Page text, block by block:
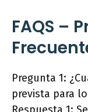
FAQS –
Pregunta 1:
prevista para